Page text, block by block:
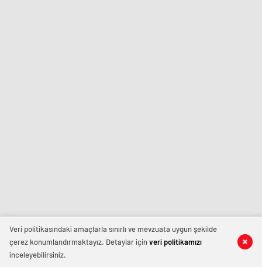
Veri politikasındaki amaçlarla sınırlı ve mevzuata uygun şekilde
çerez konumlandırmaktayız. Detaylar içinveri politikamızı
inceleyebilirsiniz.